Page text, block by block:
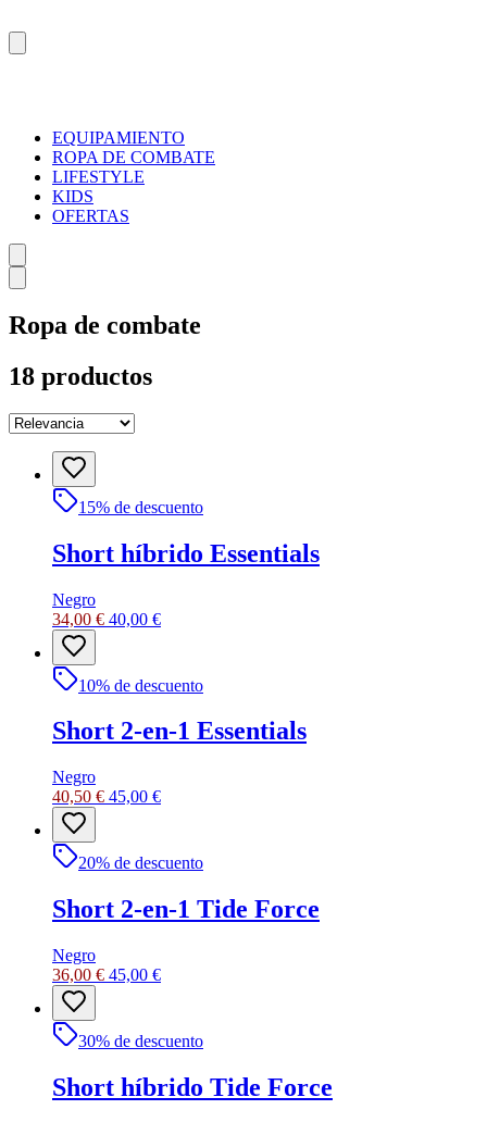
EQUIPAMIENTO
ROPA DE COMBATE
LIFESTYLE
KIDS
OFERTAS
Ropa de combate
18 productos
15% de descuento
Short híbrido Essentials
Negro
34,00 € 40,00 €
10% de descuento
Short 2-en-1 Essentials
Negro
40,50 € 45,00 €
20% de descuento
Short 2-en-1 Tide Force
Negro
36,00 € 45,00 €
30% de descuento
Short híbrido Tide Force